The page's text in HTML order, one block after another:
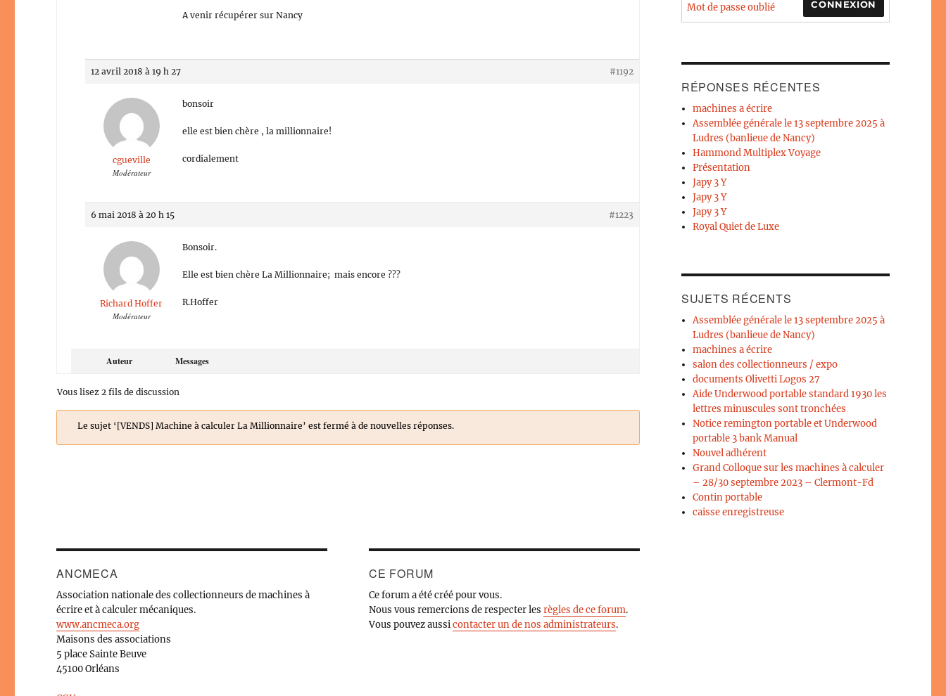
A venir récupérer sur Nancy
12 avril 2018 à 19 h 27 #1192
cgueville
Modérateur
bonsoir
elle est bien chère , la millionnaire!
cordialement
6 mai 2018 à 20 h 15 #1223
Richard Hoffer
Modérateur
Bonsoir.
Elle est bien chère La Millionnaire; mais encore ???
R.Hoffer
Auteur Messages
Vous lisez 2 fils de discussion
Le sujet ‘[VENDS] Machine à calculer La Millionnaire’ est fermé à de nouvelles réponses.
ANCMECA
Association nationale des collectionneurs de machines à
écrire et à calculer mécaniques.
www.ancmeca.org
Maisons des associations
5 place Sainte Beuve
45100 Orléans
CE FORUM
Ce forum a été créé pour vous.
Nous vous remercions de respecter lesrègles de ce forum.
Vous pouvez aussicontacter un de nos administrateurs.
CONNEXION
Mot de passe oublié
RÉPONSES RÉCENTES
machines a écrire
Assemblée générale le 13 septembre 2025 à
Ludres (banlieue de Nancy)
Hammond Multiplex Voyage
Présentation
Japy 3 Y
Japy 3 Y
Japy 3 Y
Royal Quiet de Luxe
SUJETS RÉCENTS
Assemblée générale le 13 septembre 2025 à
Ludres (banlieue de Nancy)
machines a écrire
salon des collectionneurs / expo
documents Olivetti Logos 27
Aide Underwood portable standard 1930 les
lettres minuscules sont tronchées
Notice remington portable et Underwood
portable 3 bank Manual
Nouvel adhérent
Grand Colloque sur les machines à calculer
– 28/30 septembre 2023 – Clermont-Fd
Contin portable
caisse enregistreuse